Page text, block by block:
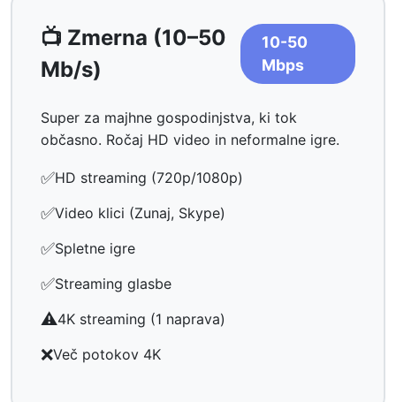
📺 Zmerna (10–50
Mb/s)
10-50
Mbps
Super za majhne gospodinjstva, ki tok
občasno. Ročaj HD video in neformalne igre.
✅HD streaming (720p/1080p)
✅Video klici (Zunaj, Skype)
✅Spletne igre
✅Streaming glasbe
⚠️4K streaming (1 naprava)
❌Več potokov 4K